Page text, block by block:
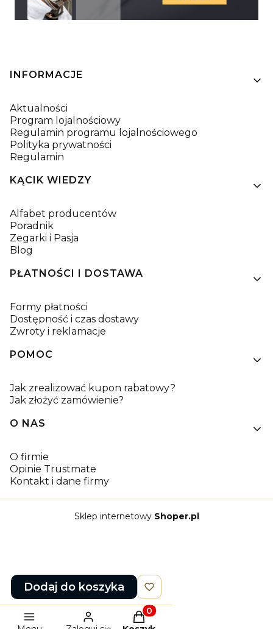
Linki w stopce
INFORMACJE
Aktualności
Program lojalnościowy
Regulamin programu lojalnościowego
Polityka prywatności
Regulamin
KĄCIK WIEDZY
Alfabet producentów
Poradnik
Zegarki i Pasja
Blog
PŁATNOŚCI I DOSTAWA
Formy płatności
Dostępność i czas dostawy
Zwroty i reklamacje
POMOC
Jak zrealizować kupon rabatowy?
Jak złożyć zamówienie?
O NAS
O firmie
Opinie Trustmate
Kontakt i dane firmy
Sklep internetowy Shoper.pl
Dodaj do koszyka
Produkty w koszyku: 0.